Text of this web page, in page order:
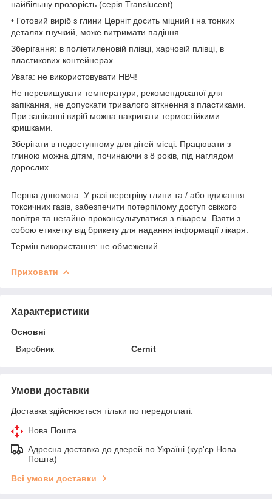
найбільшу прозорість (серія Translucent).
• Готовий виріб з глини Церніт досить міцний і на тонких
деталях гнучкий, може витримати падіння.
Зберігання: в поліетиленовій плівці, харчовій плівці, в
пластикових контейнерах.
Увага: не використовувати НВЧ!
Не перевищувати температури, рекомендованої для
запікання, не допускати тривалого зіткнення з пластиками.
При запіканні виріб можна накривати термостійкими
кришками.
Зберігати в недоступному для дітей місці. Працювати з
глиною можна дітям, починаючи з 8 років, під наглядом
дорослих.
Перша допомога: У разі перегріву глини та / або вдихання
токсичних газів, забезпечити потерпілому доступ свіжого
повітря та негайно проконсультуватися з лікарем. Взяти з
собою етикетку від брикету для надання інформації лікаря.
Термін використання: не обмежений.
Приховати
Характеристики
Основні
Виробник
Cernit
Умови доставки
Доставка здійснюється тільки по передоплаті.
Нова Пошта
Адресна доставка до дверей по Україні (кур'єр Нова
Пошта)
Всі умови доставки